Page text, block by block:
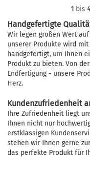
1 bis 4
Handgefertigte
Wir legen großen Wert
unserer Produkte wird
handgefertigt, um Ihnen
Produkt zu bieten. Von
Endfertigung - unsere
Herz.
Kundenzufriedenheit
Ihre Zufriedenheit liegt
Ihnen nicht nur
erstklassigen
stehen wir Ihnen gerne
das perfekte Produkt für